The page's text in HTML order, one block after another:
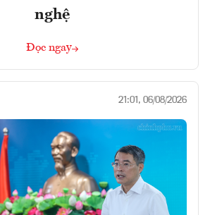
nghệ
Đọc ngay
21:01, 06/08/2026